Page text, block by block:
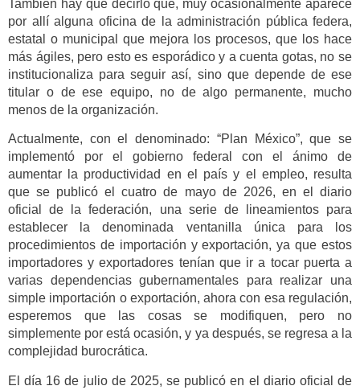
También hay que decirlo que, muy ocasionalmente aparece
por allí alguna oficina de la administración pública federa,
estatal o municipal que mejora los procesos, que los hace
más ágiles, pero esto es esporádico y a cuenta gotas, no se
institucionaliza para seguir así, sino que depende de ese
titular o de ese equipo, no de algo permanente, mucho
menos de la organización.
Actualmente, con el denominado: “Plan México”, que se
implementó por el gobierno federal con el ánimo de
aumentar la productividad en el país y el empleo, resulta
que se publicó el cuatro de mayo de 2026, en el diario
oficial de la federación, una serie de lineamientos para
establecer la denominada ventanilla única para los
procedimientos de importación y exportación, ya que estos
importadores y exportadores tenían que ir a tocar puerta a
varias dependencias gubernamentales para realizar una
simple importación o exportación, ahora con esa regulación,
esperemos que las cosas se modifiquen, pero no
simplemente por está ocasión, y ya después, se regresa a la
complejidad burocrática.
El día 16 de julio de 2025, se publicó en el diario oficial de